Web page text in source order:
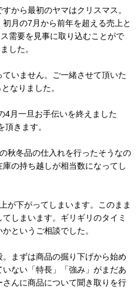
から最初のヤマはクリスマス。
月の7月から前年を超える売上と
需要を見事に取り込むことがで
した。
いません。ご一緒させて頂いた
なりました。
4月一旦お手伝いを終えました
きます。
秋冬品の仕入れを行ったそうなの
の持ち越しが相当数になってし
が下がってしまいます。このまま
しまいます。ギリギリのタイミ
というご相談でした。
まずは商品の掘り下げから始め
ない「特長」「強み」がまだあ
んに商品について聞き取りを行